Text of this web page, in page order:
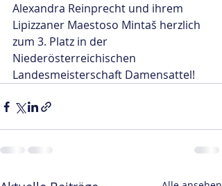
Alexandra Reinprecht und ihrem
Lipizzaner Maestoso Mintaš herzlich
zum 3. Platz in der
Niederösterreichischen
Landesmeisterschaft Damensattel!